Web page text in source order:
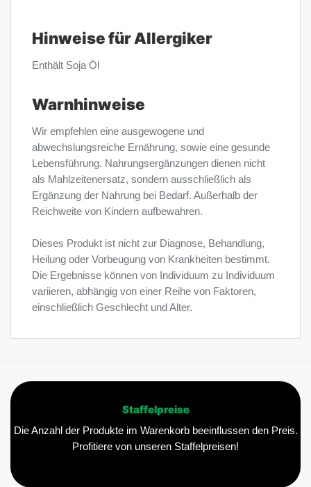
Hinweise für Allergiker
Enthält Soja Öl
Warnhinweise
Wir empfehlen eine ausgewogene und
abwechslungsreiche Ernährung, sowie eine gesunde
Lebensführung. Nahrungsergänzungen dienen nicht
als Mahlzeitenersatz, sondern ausschließlich als
Ergänzung der Nahrung bei Bedarf. Außerhalb der
Reichweite von Kindern aufbewahren.
Dieses Produkt ist nicht zur Diagnose, Behandlung,
Heilung oder Vorbeugung von Krankheiten bestimmt.
Die Ergebnisse können von Individuum zu Individuum
variieren, abhängig von einer Reihe von Faktoren,
einschließlich Geschlecht und Alter.
Staffelpreise
Die Anzahl der Produkte im Warenkorb beeinflussen den Preis.
Profitiere von unseren Staffelpreisen!